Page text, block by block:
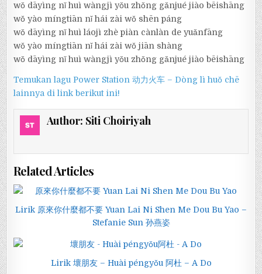
wǒ dāyìng nǐ huì wàngjì yǒu zhǒng gǎnjué jiào bēishāng
wǒ yào míngtiān nǐ hái zài wǒ shēn páng
wǒ dāyìng nǐ huì láojì zhè piàn cànlàn de yuǎnfāng
wǒ yào míngtiān nǐ hái zài wǒ jiān shàng
wǒ dāyìng nǐ huì wàngjì yǒu zhǒng gǎnjué jiào bēishāng
Temukan lagu Power Station 动力火车 – Dòng lì huǒ chē
lainnya di link berikut ini!
Author: Siti Choiriyah
Related Articles
Lirik 原來你什麼都不要 Yuan Lai Ni Shen Me Dou Bu Yao –
Stefanie Sun 孙燕姿
Lirik 壞朋友 – Huài péngyǒu 阿杜 – A Do